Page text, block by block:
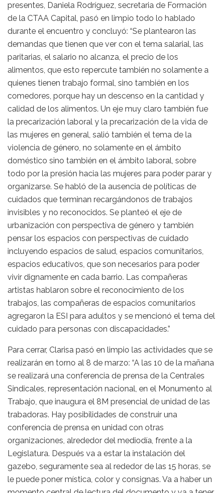
presentes, Daniela Rodríguez, secretaria de Formación
de la CTAA Capital, pasó en limpio todo lo hablado
durante el encuentro y concluyó: “Se plantearon las
demandas que tienen que ver con el tema salarial, las
paritarias, el salario no alcanza, el precio de los
alimentos, que esto repercute también no solamente a
quienes tienen trabajo formal, sino también en los
comedores, porque hay un descenso en la cantidad y
calidad de los alimentos. Un eje muy claro también fue
la precarización laboral y la precarización de la vida de
las mujeres en general, salió también el tema de la
violencia de género, no solamente en el ámbito
doméstico sino también en el ámbito laboral, sobre
todo por la presión hacia las mujeres para poder parar y
organizarse. Se habló de la ausencia de políticas de
cuidados que terminan recargándonos de trabajos
invisibles y no reconocidos. Se planteó el eje de
urbanización con perspectiva de género y también
pensar los espacios con perspectivas de cuidado
incluyendo espacios de salud, espacios comunitarios,
espacios educativos, que son necesarios para poder
vivir dignamente en cada barrio. Las compañeras
artistas hablaron sobre el reconocimiento de los
trabajos, las compañeras de espacios comunitarios
agregaron la ESI para adultos y se mencionó el tema del
cuidado para personas con discapacidades.”
Para cerrar, Clarisa pasó en limpio las actividades que se
realizarán en torno al 8 de marzo: “A las 10 de la mañana
se realizará una conferencia de prensa de la Centrales
Sindicales, representación nacional, en el Monumento al
Trabajo, que inaugura el 8M presencial de unidad de las
trabadoras. Hay posibilidades de construir una
conferencia de prensa en unidad con otras
organizaciones, alrededor del mediodía, frente a la
Legislatura. Después va a estar la instalación del
gazebo, seguramente sea al rededor de las 15 horas, se
le puede poner mística, color y consignas. Va a haber un